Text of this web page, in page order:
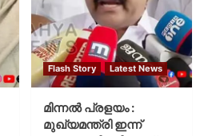
Flash Story Latest News
മിന്നല്‍ പ്രളയം :
മുഖ്യമന്ത്രി ഇന്ന്